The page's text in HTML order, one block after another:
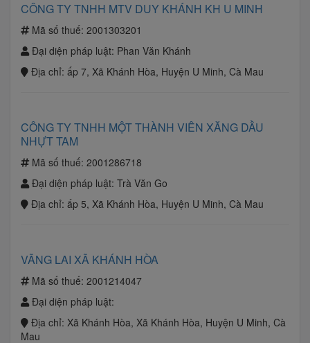
CÔNG TY TNHH MTV DUY KHÁNH KH U MINH
Mã số thuế: 2001303201
Đại diện pháp luật: Phan Văn Khánh
Địa chỉ: ấp 7, Xã Khánh Hòa, Huyện U Minh, Cà Mau
CÔNG TY TNHH MỘT THÀNH VIÊN XĂNG DẦU
NHỰT TAM
Mã số thuế: 2001286718
Đại diện pháp luật: Trà Văn Go
Địa chỉ: ấp 5, Xã Khánh Hòa, Huyện U Minh, Cà Mau
VÃNG LAI XÃ KHÁNH HÒA
Mã số thuế: 2001214047
Đại diện pháp luật:
Địa chỉ: Xã Khánh Hòa, Xã Khánh Hòa, Huyện U Minh, Cà
Mau